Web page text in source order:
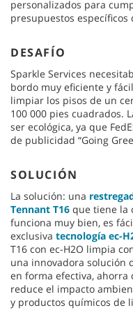
personalizados para
presupuestos específicos
DESAFÍO
Sparkle Services
bordo muy eficiente y
limpiar los pisos de un
100 000 pies cuadrados.
ser ecológica, ya que
de publicidad “Going
SOLUCIÓN
La solución: una
Tennant T16 que tiene la
funciona muy bien, es
exclusiva tecnología ec-
T16 con ec-H2O limpia
una innovadora solución
en forma efectiva,
reduce el impacto
y productos químicos de